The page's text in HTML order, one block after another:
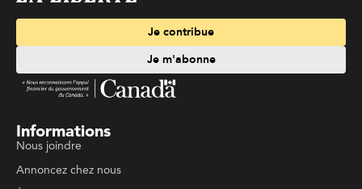
Je contribue
Je m'abonne
Informations
Nous joindre
Annoncez chez nous